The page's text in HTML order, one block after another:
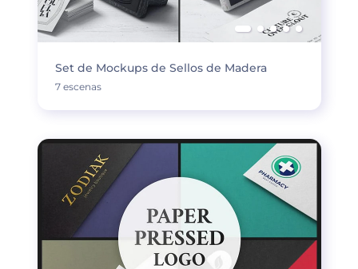
Set de Mockups de Sellos de Madera
7 escenas